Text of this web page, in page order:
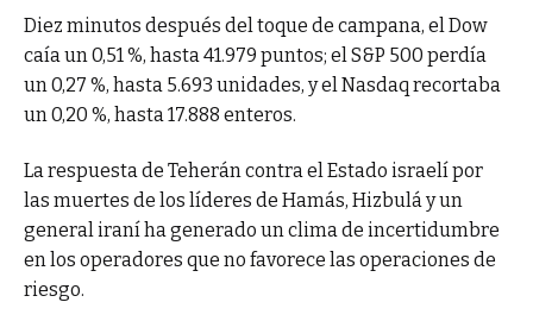
Diez minutos después del toque de campana, el Dow
caía un 0,51 %, hasta 41.979 puntos; el S&P 500 perdía
un 0,27 %, hasta 5.693 unidades, y el Nasdaq recortaba
un 0,20 %, hasta 17.888 enteros.
La respuesta de Teherán contra el Estado israelí por
las muertes de los líderes de Hamás, Hizbulá y un
general iraní ha generado un clima de incertidumbre
en los operadores que no favorece las operaciones de
riesgo.